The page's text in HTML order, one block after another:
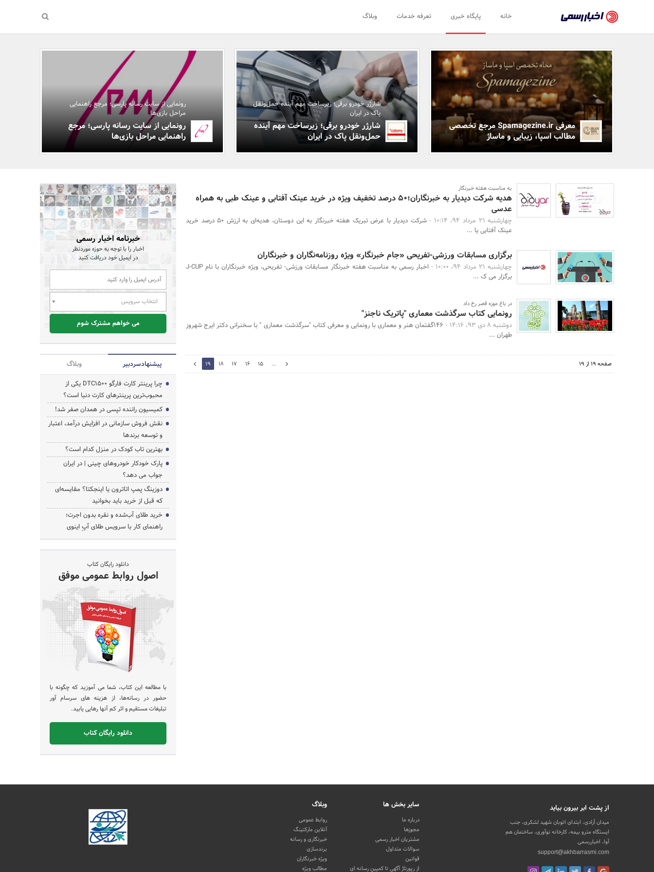
رسمی
-
اخبار
تایید
شده
شرکت‌ها،
سازمان‌ها
و
عمومی‌ها
خانه پایگاه خبری تعرفه خدمات وبلاگ
معرفی Spamagezine.ir مرجع تخصصی
مطالب اسپا، زیبایی و ماساژ
شارژر خودرو برقی؛ زیرساخت مهم آینده حمل‌ونقل
پاک در ایران
شارژر خودرو برقی؛ زیرساخت مهم آینده
حمل‌ونقل پاک در ایران
رونمایی از سایت رسانه پارسی؛ مرجع راهنمایی
مراحل بازی‌ها
رونمایی از سایت رسانه پارسی؛ مرجع
راهنمایی مراحل بازی‌ها
به مناسبت هفته خبرنگار
هدیه شرکت دیدیار به خبرنگاران؛50 درصد تخفیف ویژه در خرید عینک آفتابی و عینک طبی به همراه
عدسی
چهارشنبه 21 مرداد 94، 10:14 -
شرکت دیدیار با عرض تبریک هفته خبرنگار به این دوستان، هدیه‌ای به ارزش 50 درصد خرید
عینک آفتابی یا ...
برگزاری مسابقات ورزشی-تفریحی «جام خبرنگار» ویژه روزنامه‌نگاران و خبرنگاران
چهارشنبه 21 مرداد 94، 10:00 -
اخبار رسمی به مناسبت هفته خبرنگار مسابقات ورزشی- تفریحی، ویژه خبرنگاران با نام J-CUP
برگزار می ک ...
در باغ موزه قصر رخ داد
رونمایی کتاب سرگذشت معماری "پاتریک ناجنز"
دوشنبه 8 دی 93، 14:16 -
146گفتمان هنر و معماری با رونمایی و معرفی کتاب "سرگذشت معماری " با سخنرانی دکتر ایرج شهروز
طهران ...
صفحه 19 از 19 18
...
15
16
17
18
19
20
خبرنامه اخبار رسمی
اخبار را با توجه به حوزه موردنظر
در ایمیل خود دریافت کنید
انتخاب سرویس
می خواهم مشترک شوم
پیشنهاد‌سردبیر
وبلاگ
چرا پرینتر کارت فارگو DTC1500 یکی از
محبوب‌ترین پرینترهای کارت دنیا است؟
کمیسیون راننده تپسی در همدان صفر شد!
نقش فروش سازمانی در افزایش درآمد، اعتبار
و توسعه برندها
بهترین تاب کودک در منزل کدام است؟
پارک خودکار خودروهای چینی | در ایران
جواب می دهد؟
دوزینگ پمپ اتاترون یا اینجکتا؟ مقایسه‌ای
که قبل از خرید باید بخوانید
خرید طلای آب‌شده و نقره بدون اجرت؛
راهنمای کار با سرویس طلای آپِ اینوی
دانلود رایگان کتاب
اصول روابط عمومی موفق
با مطالعه این کتاب، شما می آموزید که چگونه با
حضور در رسانه‌ها، از هزینه های سرسام آور
تبلیغات مستقیم و اثر کم آنها رهایی یابید.
دانلود رایگان کتاب
از پشت ابر بیرون بیاید
میدان آزادی، ابتدای اتوبان شهید لشکری، جنب
ایستگاه مترو بیمه، کارخانه نوآوری، ساختمان هم
آوا، اخباررسمی
support@akhbarrasmi.com
سایر بخش ها
درباره ما
مجوزها
مشتریان اخبار رسمی
سوالات متداول
قوانین
از رپورتاژ آگهی تا کمپین رسانه ای
وبلاگ
روابط عمومی
آنلاین مارکتینگ
خبرنگاری و رسانه
برندسازی
ویژه خبرنگاران
مطالب ویژه